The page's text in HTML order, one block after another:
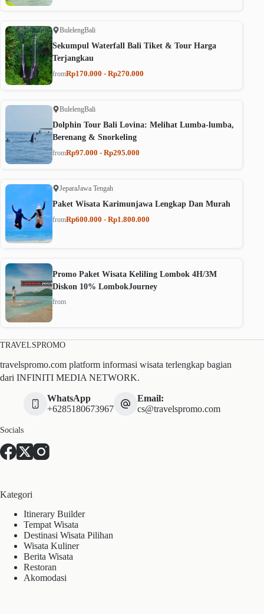
BulelengBali
Sekumpul Waterfall Bali Tiket & Tour Harga
Terjangkau
fromRp170.000 - Rp270.000
BulelengBali
Dolphin Tour Bali Lovina: Melihat Lumba-lumba,
Berenang & Snorkeling
fromRp97.000 - Rp295.000
JeparaJawa Tengah
Paket Wisata Karimunjawa Lengkap Dan Murah
fromRp600.000 - Rp1.800.000
Promo Paket Wisata Keliling Lombok 4H/3M
Diskon 10% LombokJourney
from
TRAVELSPROMO
travelspromo.com platform informasi wisata terlengkap bagian
dari INFINITI MEDIA NETWORK.
WhatsApp
+6285180673967
Email:
cs@travelspromo.com
Socials
Kategori
Itinerary Builder
Tempat Wisata
Destinasi Wisata Pilihan
Wisata Kuliner
Berita Wisata
Restoran
Akomodasi